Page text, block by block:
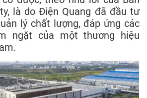
là do Điện Quang đã đầu tư
lý chất lượng, đáp ứng các
ngặt của một thương hiệu